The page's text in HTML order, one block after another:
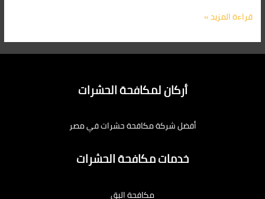
قراءة المزيد »
أركان لمكافحة الحشرات
أفضل شركة مكافحة حشرات في مصر
خدمات مكافحة الحشرات
مكافحة البق